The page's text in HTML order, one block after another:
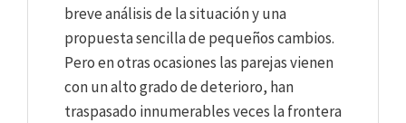
breve análisis de la situación y una
propuesta sencilla de pequeños cambios.
Pero en otras ocasiones las parejas vienen
con un alto grado de deterioro, han
traspasado innumerables veces la frontera